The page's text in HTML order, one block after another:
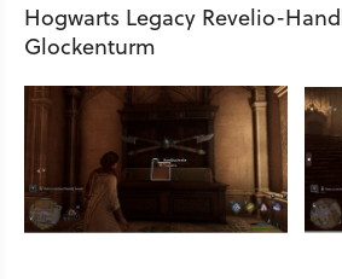
Hogwarts Legacy Revelio-
Glockenturm